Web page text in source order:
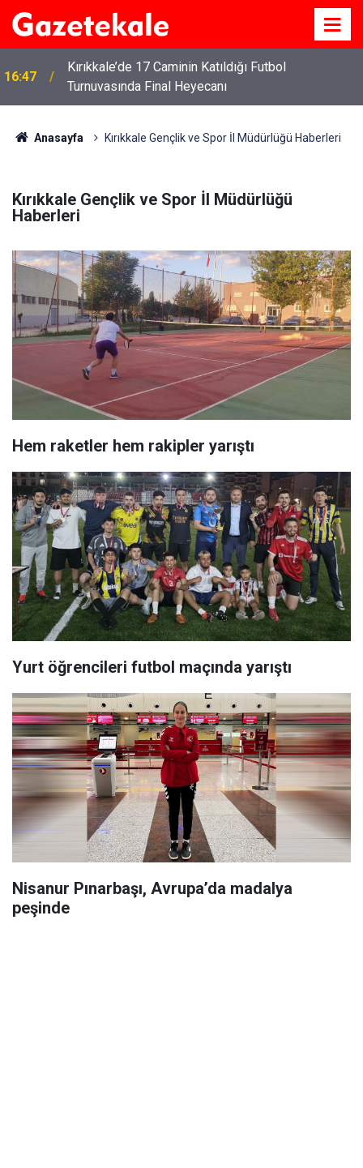
10:43 Kırıkkale’de bugün vefat edenler: 10 Ağustos 2026
Anasayfa Kırıkkale Gençlik ve Spor İl Müdürlüğü Haberleri
Kırıkkale Gençlik ve Spor İl Müdürlüğü
Haberleri
Hem raketler hem rakipler yarıştı
Yurt öğrencileri futbol maçında yarıştı
Nisanur Pınarbaşı, Avrupa’da madalya
peşinde